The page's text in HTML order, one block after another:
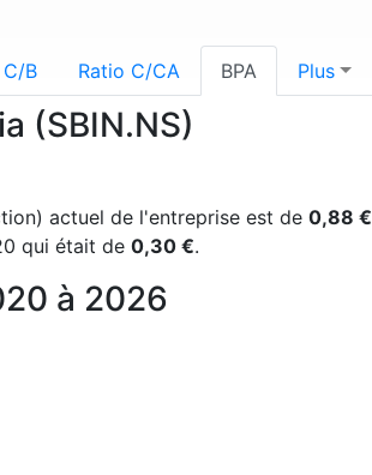
B Ratio C/CA BPA Plus
(SBIN.NS)
actuel de l'entreprise est de 0,88 €
qui était de 0,30 €.
à 2026